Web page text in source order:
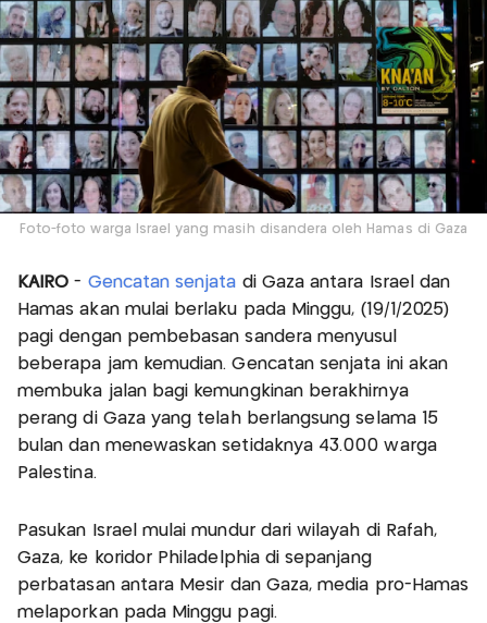
Foto-foto warga Israel yang masih disandera oleh Hamas di Gaza
KAIRO- Gencatan senjata di Gaza antara Israel dan
Hamas akan mulai berlaku pada Minggu, (19/1/2025)
pagi dengan pembebasan sandera menyusul
beberapa jam kemudian. Gencatan senjata ini akan
membuka jalan bagi kemungkinan berakhirnya
perang di Gaza yang telah berlangsung selama 15
bulan dan menewaskan setidaknya 43.000 warga
Palestina.
Pasukan Israel mulai mundur dari wilayah di Rafah,
Gaza, ke koridor Philadelphia di sepanjang
perbatasan antara Mesir dan Gaza, media pro-Hamas
melaporkan pada Minggu pagi.